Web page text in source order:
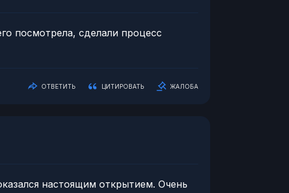
посмотрела, сделали процесс
ОТВЕТИТЬ ЦИТИРОВАТЬ ЖАЛОБА
настоящим открытием. Очень